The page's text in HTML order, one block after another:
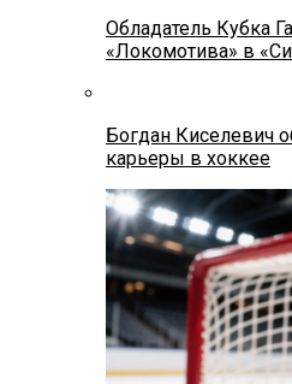
Обладатель Кубка
«Локомотива» в
Богдан Киселевич
карьеры в хоккее